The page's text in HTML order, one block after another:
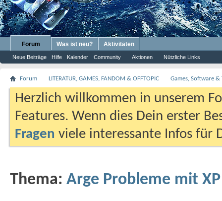
Forum
Neue Beiträge Hilfe Kalender Community Aktionen Nützliche Links
Was ist neu? Aktivitäten
Forum LITERATUR, GAMES, FANDOM & OFFTOPIC Games, Software &
Herzlich willkommen in unserem
Features. Wenn dies Dein erster
Fragen viele interessante Infos für
Thema: Arge Probleme mit